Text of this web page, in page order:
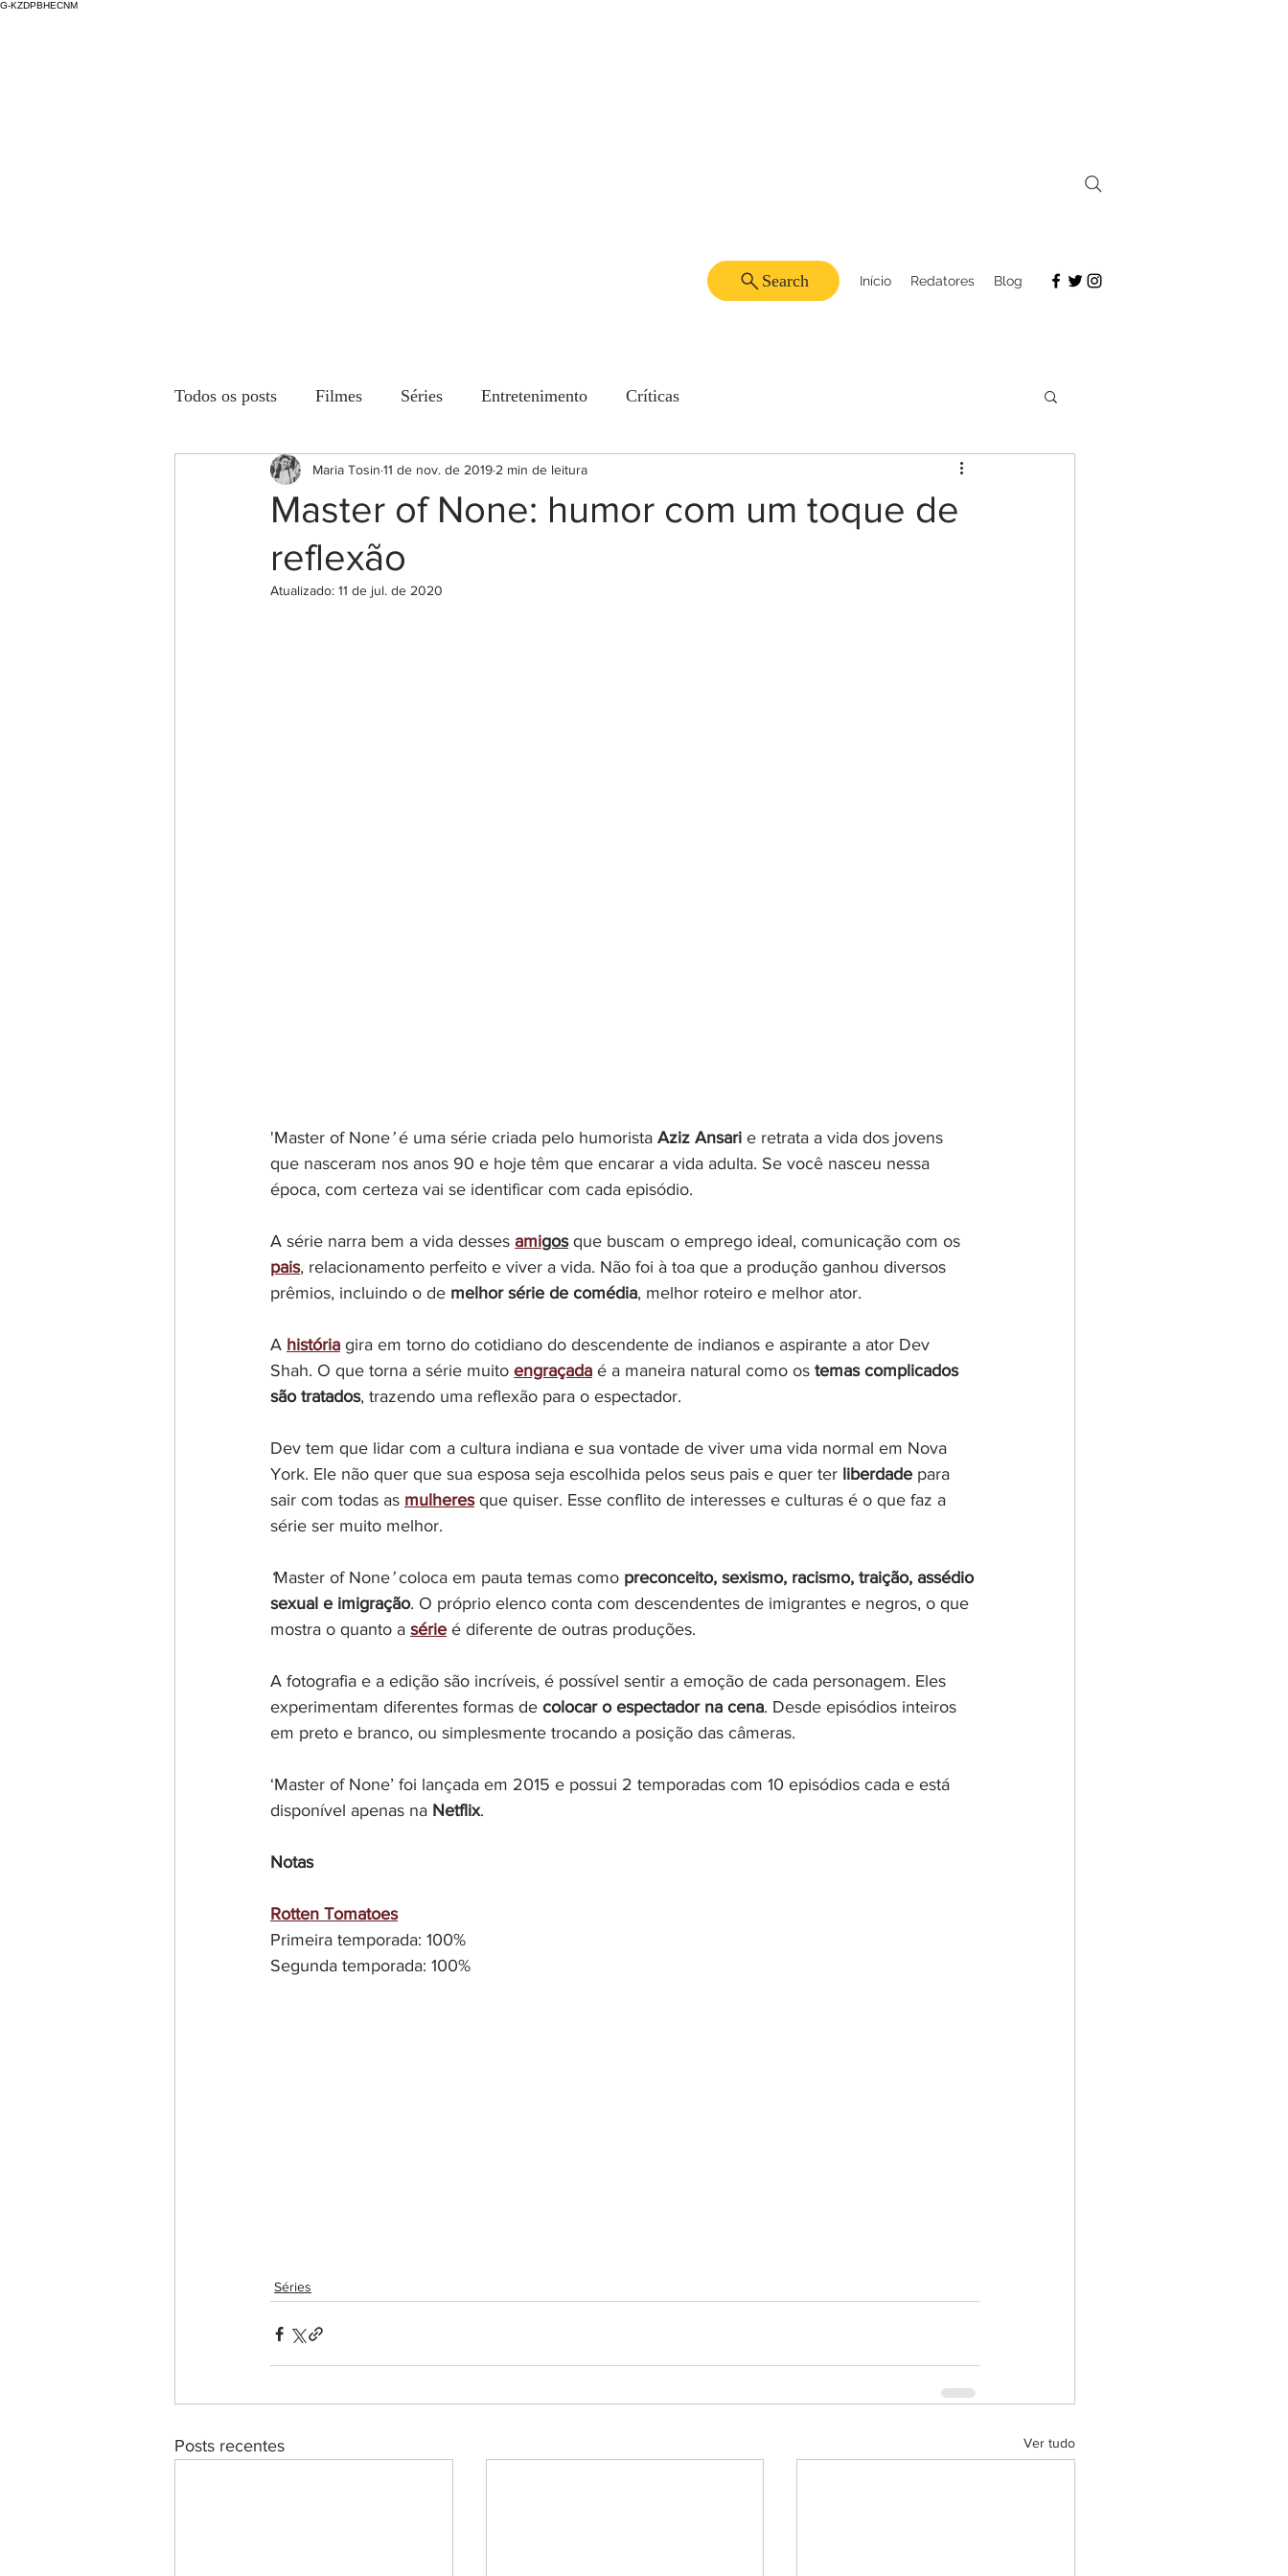
G-KZDPBHECNM
Início Redatores Blog
Search
Todos os posts Filmes Séries Entretenimento Críticas
Master of None: humor com um toque de
reflexão
Maria Tosin 11 de nov. de 2019 2 min de leitura
Atualizado: 11 de jul. de 2020
'Master of None’ é uma série criada pelo humorista Aziz Ansari e retrata a vida dos jovens
que nasceram nos anos 90 e hoje têm que encarar a vida adulta. Se você nasceu nessa
época, com certeza vai se identificar com cada episódio.
A série narra bem a vida desses amigos que buscam o emprego ideal, comunicação com os
pais, relacionamento perfeito e viver a vida. Não foi à toa que a produção ganhou diversos
prêmios, incluindo o de melhor série de comédia, melhor roteiro e melhor ator.
A história gira em torno do cotidiano do descendente de indianos e aspirante a ator Dev
Shah. O que torna a série muito engraçada é a maneira natural como os temas complicados
são tratados, trazendo uma reflexão para o espectador.
Dev tem que lidar com a cultura indiana e sua vontade de viver uma vida normal em Nova
York. Ele não quer que sua esposa seja escolhida pelos seus pais e quer ter liberdade para
sair com todas as mulheres que quiser. Esse conflito de interesses e culturas é o que faz a
série ser muito melhor.
‘Master of None’ coloca em pauta temas como preconceito, sexismo, racismo, traição, assédio
sexual e imigração. O próprio elenco conta com descendentes de imigrantes e negros, o que
mostra o quanto a série é diferente de outras produções.
A fotografia e a edição são incríveis, é possível sentir a emoção de cada personagem. Eles
experimentam diferentes formas de colocar o espectador na cena. Desde episódios inteiros
em preto e branco, ou simplesmente trocando a posição das câmeras.
‘Master of None’ foi lançada em 2015 e possui 2 temporadas com 10 episódios cada e está
disponível apenas na Netflix.
Notas
Rotten Tomatoes
Primeira temporada: 100%
Segunda temporada: 100%
Séries
Posts recentes Ver tudo